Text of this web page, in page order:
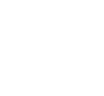
ли MetaSkins